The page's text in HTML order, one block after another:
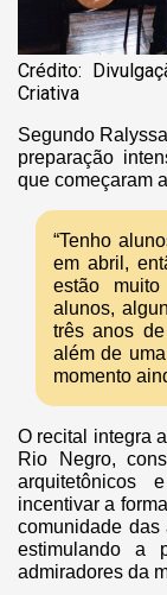
Crédito:
Criativa
Segundo
preparação
que começaram
“Tenho
em abril,
estão
alunos,
três anos
além de
momento
O recital integra
Rio Negro,
arquitetônicos
incentivar a
comunidade das
estimulando a
admiradores da